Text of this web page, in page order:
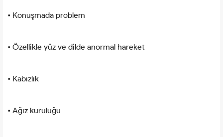
• Konuşmada problem
• Özellikle yüz ve dilde anormal hareket
• Kabızlık
• Ağız kuruluğu